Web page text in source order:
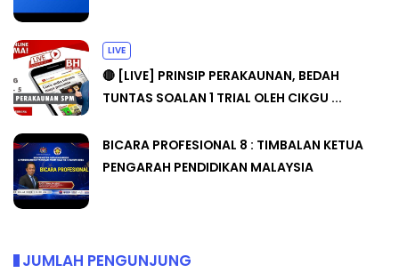
LIVE
🔴 [LIVE] PRINSIP PERAKAUNAN, BEDAH
TUNTAS SOALAN 1 TRIAL OLEH CIKGU ...
BICARA PROFESIONAL 8 : TIMBALAN KETUA
PENGARAH PENDIDIKAN MALAYSIA
JUMLAH PENGUNJUNG